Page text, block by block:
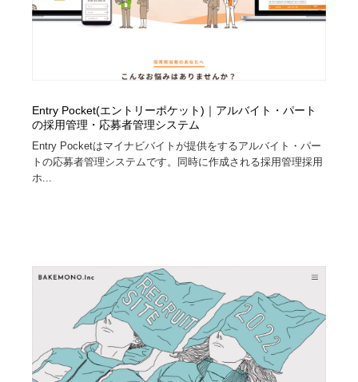
Entry Pocket(エントリーポケット)｜アルバイト・パート
の採用管理・応募者管理システム
Entry Pocketはマイナビバイトが提供をするアルバイト・パー
トの応募者管理システムです。同時に作成される採用管理採用
ホ...